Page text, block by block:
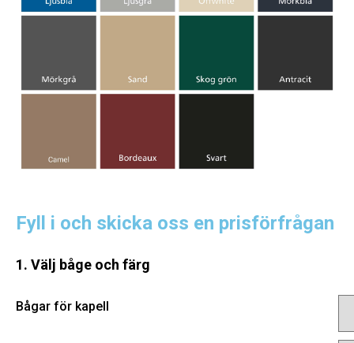
Fyll i och skicka oss en prisförfrågan
1. Välj båge och färg
Bågar för kapell